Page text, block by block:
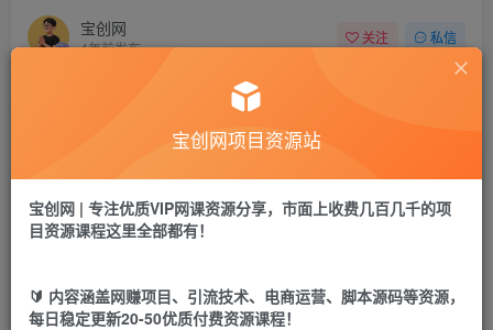
宝创网
4年前发布
关注 私信
宝币9.9 宝币 19.9
立即购买
宝创网项目资源站
宝创网 | 专注优质VIP网课资源分享，市面上收费几百几千的项
目资源课程这里全部都有！
🔰 内容涵盖网赚项目、引流技术、电商运营、脚本源码等资源，
每日稳定更新20-50优质付费资源课程！